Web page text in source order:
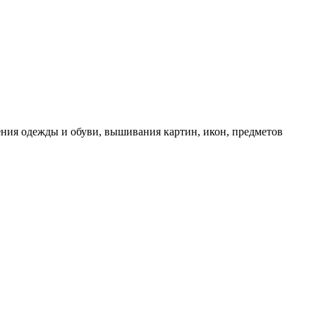
одежды и обуви, вышивания картин, икон, предметов